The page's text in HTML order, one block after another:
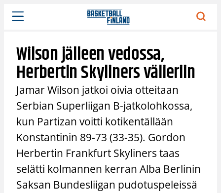
Siirry
sisältöön
Wilson jälleen vedossa,
Herbertin Skyliners välieriin
Jamar Wilson jatkoi oivia otteitaan
Serbian Superliigan B-jatkolohkossa,
kun Partizan voitti kotikentällään
Konstantinin 89-73 (33-35). Gordon
Herbertin Frankfurt Skyliners taas
selätti kolmannen kerran Alba Berlinin
Saksan Bundesliigan pudotuspeleissä